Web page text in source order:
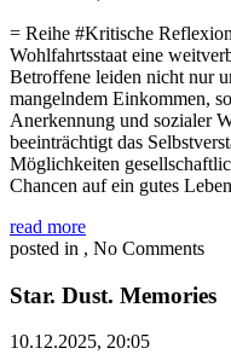
= Reihe #Kritische
Wohlfahrtsstaat eine
Betroffene leiden nicht nur
mangelndem Einkommen,
Anerkennung und sozialer
beeinträchtigt das
Möglichkeiten
Chancen auf ein gutes
read more
posted in , No Comments
Star. Dust. Memories
10.12.2025, 20:05